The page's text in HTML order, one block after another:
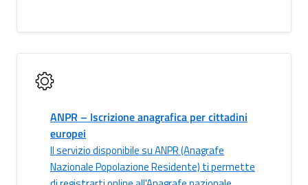
ANPR – Iscrizione anagrafica per cittadini
europei
Il servizio disponibile su ANPR (Anagrafe
Nazionale Popolazione Residente) ti permette